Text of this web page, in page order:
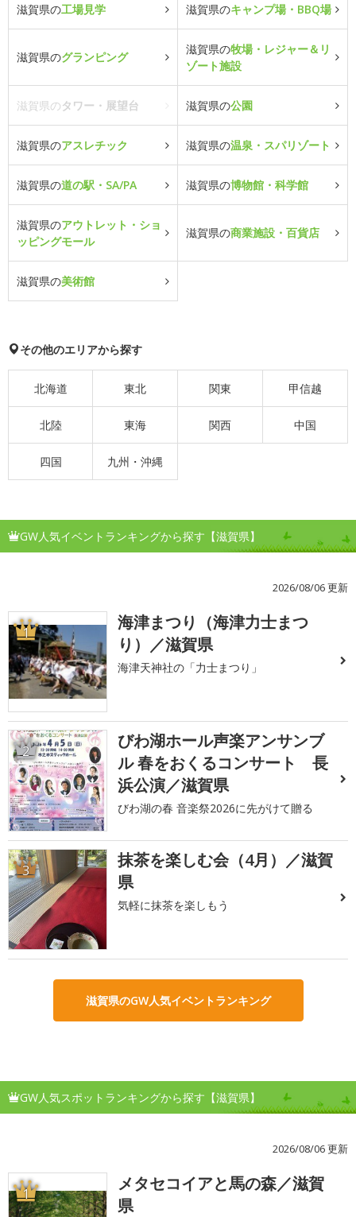
滋賀県の工場見学 滋賀県のキャンプ場・BBQ場
滋賀県のグランピング
滋賀県の牧場・レジャー＆リ
ゾート施設
滋賀県のタワー・展望台 滋賀県の公園
滋賀県のアスレチック 滋賀県の温泉・スパリゾート
滋賀県の道の駅・SA/PA 滋賀県の博物館・科学館
滋賀県のアウトレット・ショ
ッピングモール
滋賀県の商業施設・百貨店
滋賀県の美術館
その他のエリアから探す
北海道 東北 関東 甲信越
北陸 東海 関西 中国
四国 九州・沖縄
GW人気イベントランキングから探す【滋賀県】
2026/08/06 更新
1
海津まつり（海津力士まつ
り）／滋賀県
海津天神社の「力士まつり」
2
びわ湖ホール声楽アンサンブ
ル 春をおくるコンサート 長
浜公演／滋賀県
びわ湖の春 音楽祭2026に先がけて贈る
3
抹茶を楽しむ会（4月）／滋賀
県
気軽に抹茶を楽しもう
滋賀県のGW人気イベントランキング
GW人気スポットランキングから探す【滋賀県】
2026/08/06 更新
1
メタセコイアと馬の森／滋賀
県